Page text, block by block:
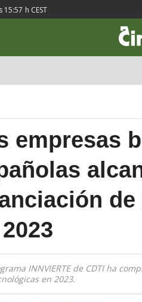
15:57 h CEST
empresas
de
INNVIERTE de CDTI ha
en 2023.